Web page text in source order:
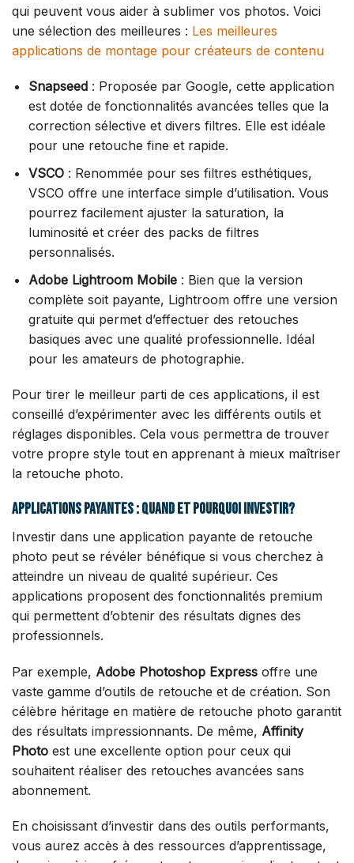
qui peuvent vous aider à sublimer vos photos. Voici
une sélection des meilleures : Les meilleures
applications de montage pour créateurs de contenu
Snapseed: Proposée par Google, cette application
est dotée de fonctionnalités avancées telles que la
correction sélective et divers filtres. Elle est idéale
pour une retouche fine et rapide.
VSCO: Renommée pour ses filtres esthétiques,
VSCO offre une interface simple d’utilisation. Vous
pourrez facilement ajuster la saturation, la
luminosité et créer des packs de filtres
personnalisés.
Adobe Lightroom Mobile: Bien que la version
complète soit payante, Lightroom offre une version
gratuite qui permet d’effectuer des retouches
basiques avec une qualité professionnelle. Idéal
pour les amateurs de photographie.
Pour tirer le meilleur parti de ces applications, il est
conseillé d’expérimenter avec les différents outils et
réglages disponibles. Cela vous permettra de trouver
votre propre style tout en apprenant à mieux maîtriser
la retouche photo.
Applications payantes : quand et pourquoi investir?
Investir dans une application payante de retouche
photo peut se révéler bénéfique si vous cherchez à
atteindre un niveau de qualité supérieur. Ces
applications proposent des fonctionnalités premium
qui permettent d’obtenir des résultats dignes des
professionnels.
Par exemple, Adobe Photoshop Express offre une
vaste gamme d’outils de retouche et de création. Son
célèbre héritage en matière de retouche photo garantit
des résultats impressionnants. De même, Affinity
Photo est une excellente option pour ceux qui
souhaitent réaliser des retouches avancées sans
abonnement.
En choisissant d’investir dans des outils performants,
vous aurez accès à des ressources d’apprentissage,